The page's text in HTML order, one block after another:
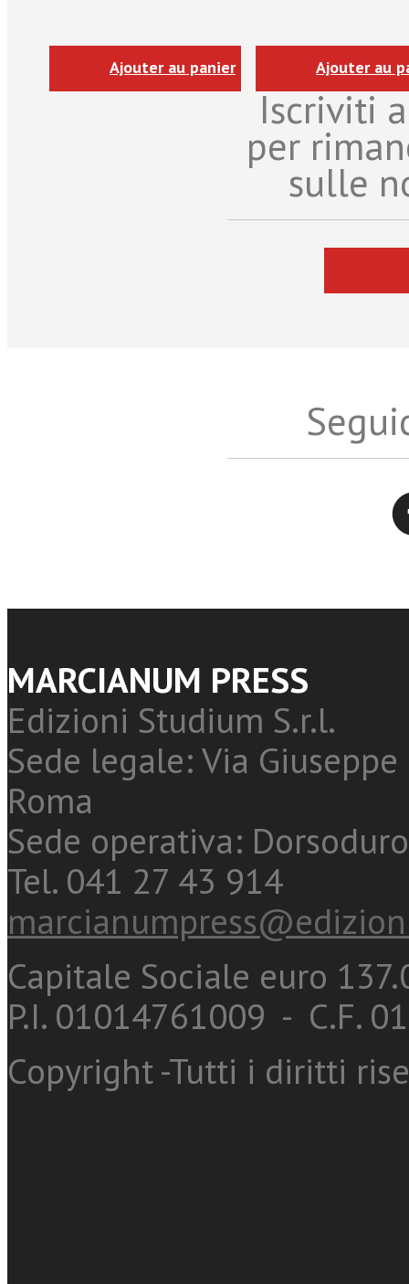
Ajouter au panier Ajouter au
Iscriviti
per
sulle
MARCIANUM PRESS
Edizioni Studium S.r.l.
Sede legale: Via
Roma
Sede operativa:
Tel. 041 27 43 914
Capitale Sociale euro
P.I. 01014761009 - C.F.
Copyright -Tutti i diritti